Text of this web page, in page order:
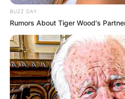
BUZZ DAY
Rumors About Tiger Wood's